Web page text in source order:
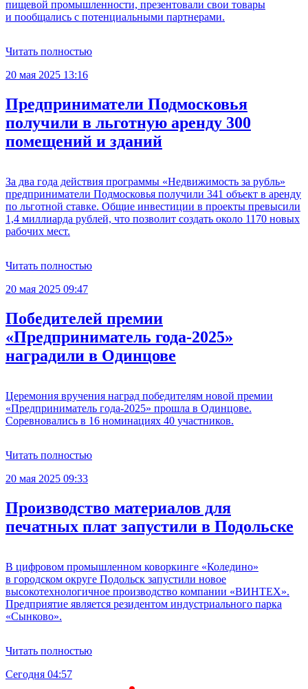
пищевой промышленности, презентовали свои товары
и пообщались с потенциальными партнерами.
Читать полностью
20 мая 2025 13:16
Предприниматели Подмосковья
получили в льготную аренду 300
помещений и зданий
За два года действия программы «Недвижимость за рубль»
предприниматели Подмосковья получили 341 объект в аренду
по льготной ставке. Общие инвестиции в проекты превысили
1,4 миллиарда рублей, что позволит создать около 1170 новых
рабочих мест.
Читать полностью
20 мая 2025 09:47
Победителей премии
«Предприниматель года-2025»
наградили в Одинцове
Церемония вручения наград победителям новой премии
«Предприниматель года-2025» прошла в Одинцове.
Соревновались в 16 номинациях 40 участников.
Читать полностью
20 мая 2025 09:33
Производство материалов для
печатных плат запустили в Подольске
В цифровом промышленном коворкинге «Коледино»
в городском округе Подольск запустили новое
высокотехнологичное производство компании «ВИНТЕХ».
Предприятие является резидентом индустриального парка
«Сынково».
Читать полностью
Сегодня 04:57